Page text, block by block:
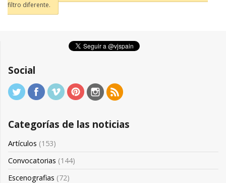
filtro diferente.
Social
Categorías de las noticias
Artículos (153)
Convocatorias (144)
Escenografias (72)